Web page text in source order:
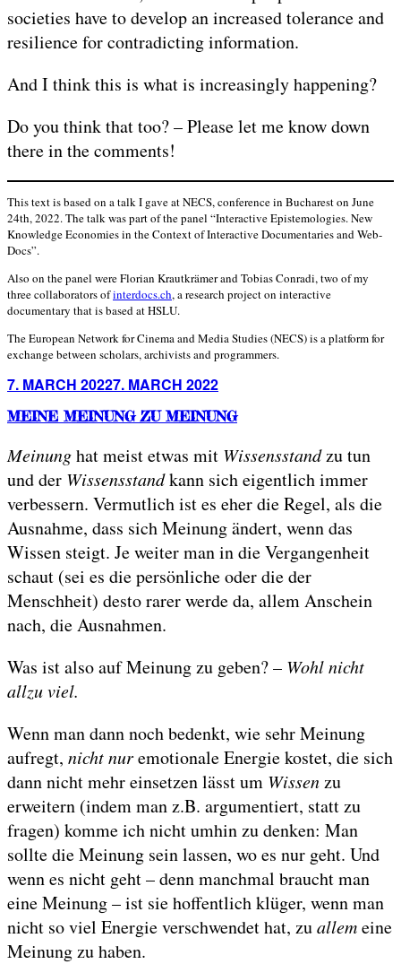
societies have to develop an increased tolerance and
resilience for contradicting information.
And I think this is what is increasingly happening?
Do you think that too? – Please let me know down
there in the comments!
This text is based on a talk I gave at NECS, conference in Bucharest on June
24th, 2022. The talk was part of the panel “Interactive Epistemologies. New
Knowledge Economies in the Context of Interactive Documentaries and Web-
Docs”.
Also on the panel were Florian Krautkrämer and Tobias Conradi, two of my
three collaborators ofinterdocs.ch, a research project on interactive
documentary that is based at HSLU.
The European Network for Cinema and Media Studies (NECS) is a platform for
exchange between scholars, archivists and programmers.
Posted
7. MARCH 20227. MARCH 2022
MEINE MEINUNG ZU MEINUNG
Meinunghat meist etwas mit Wissensstandzu tun
und der Wissensstandkann sich eigentlich immer
verbessern. Vermutlich ist es eher die Regel, als die
Ausnahme, dass sich Meinung ändert, wenn das
Wissen steigt. Je weiter man in die Vergangenheit
schaut (sei es die persönliche oder die der
Menschheit) desto rarer werde da, allem Anschein
nach, die Ausnahmen.
Was ist also auf Meinung zu geben? – Wohl nicht
allzu viel.
Wenn man dann noch bedenkt, wie sehr Meinung
aufregt, nicht nuremotionale Energie kostet, die sich
dann nicht mehr einsetzen lässt um Wissenzu
erweitern (indem man z.B. argumentiert, statt zu
fragen) komme ich nicht umhin zu denken: Man
sollte die Meinung sein lassen, wo es nur geht. Und
wenn es nicht geht – denn manchmal braucht man
eine Meinung – ist sie hoffentlich klüger, wenn man
nicht so viel Energie verschwendet hat, zuallemeine
Meinung zu haben.